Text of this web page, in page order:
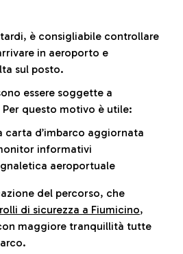
è consigliabile controllare
in aeroporto e
sul posto.
essere soggette a
questo motivo è utile:
carta d’imbarco aggiornata
informativi
aeroportuale
del percorso, che
di sicurezza a Fiumicino,
maggiore tranquillità tutte